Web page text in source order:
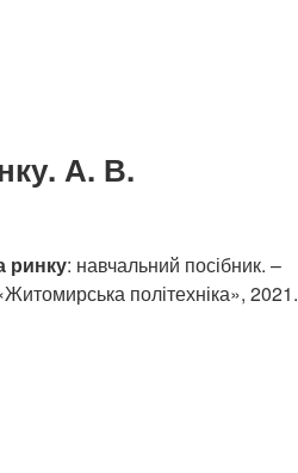
А. В.
ринку: навчальний посібник. –
політехніка», 2021.